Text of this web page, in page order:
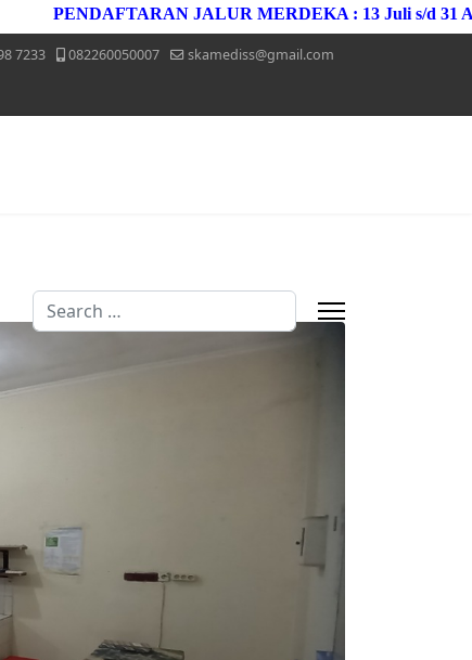
PENDAFTARAN JALUR MERDEKA : 13 Juli s/d 31 Agustus
7233 082260050007 skamediss@gmail.com
Search